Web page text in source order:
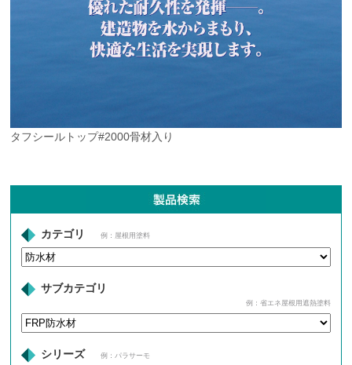
タフシールトップ#2000骨材入り
カテゴリ 例：屋根用塗料
サブカテゴリ
例：省エネ屋根用遮熱塗料
シリーズ 例：パラサーモ